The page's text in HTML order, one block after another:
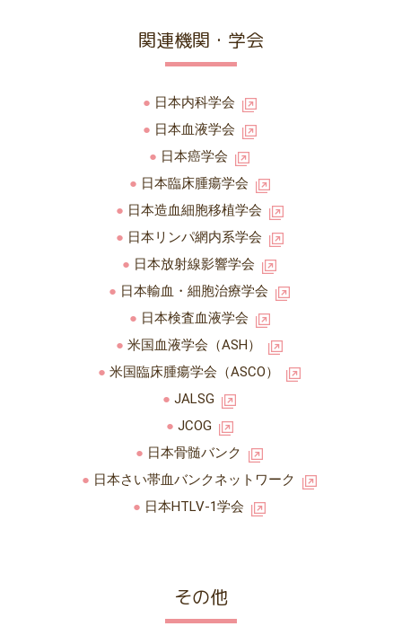
関連機関・学会
日本内科学会
日本血液学会
日本癌学会
日本臨床腫瘍学会
日本造血細胞移植学会
日本リンパ網内系学会
日本放射線影響学会
日本輸血・細胞治療学会
日本検査血液学会
米国血液学会（ASH）
米国臨床腫瘍学会（ASCO）
JALSG
JCOG
日本骨髄バンク
日本さい帯血バンクネットワーク
日本HTLV-1学会
その他